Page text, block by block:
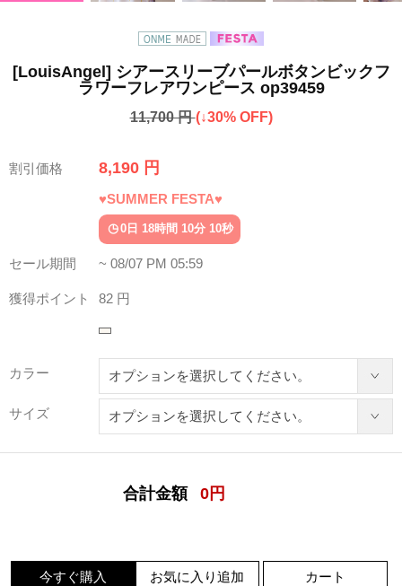
[LouisAngel] シアースリーブパールボタンビックフ
ラワーフレアワンピース op39459
11,700 円(↓30% OFF)
割引価格 8,190 円
♥SUMMER FESTA♥
0日 18時間 10分 06秒
セール期間 ~ 08/07 PM 05:59
獲得ポイント 82 円
カラー
サイズ
合計金額 0 円
今すぐ購入 お気に入り追加 カート